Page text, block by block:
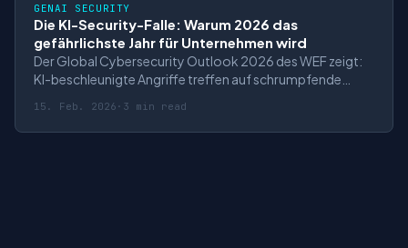
GENAI SECURITY
Die KI-Security-Falle: Warum 2026 das
gefährlichste Jahr für Unternehmen wird
Der Global Cybersecurity Outlook 2026 des WEF zeigt:
KI-beschleunigte Angriffe treffen auf schrumpfende
Hybrid-Player.
15. Feb. 2026 · 3 min read